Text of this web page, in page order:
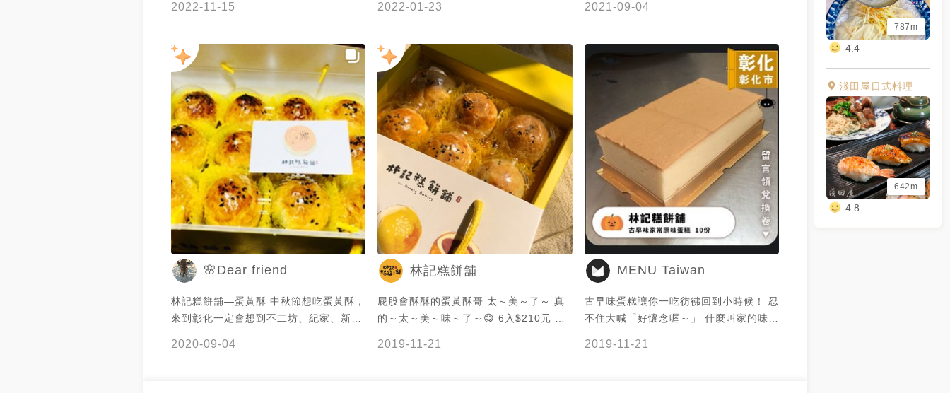
787m
4.4
淺田屋日式料理
642m
4.8
2022-11-15 2022-01-23
開始線上領取號碼牌✏️ 謝謝 @🌸Dear
friend 提供美照🧡
2021-09-04
🌸Dear friend
林記糕餅舖—蛋黃酥 中秋節想吃蛋黃酥，
來到彰化一定會想到不二坊、紀家、新口
一顆都難求，來到大埔市場林記糕餅舖，
2020-09-04
林記糕餅舖
屁股會酥酥的蛋黃酥哥 太～美～了～ 真
的～太～美～味～了～😋 6入$210元 物
2019-11-21
MENU Taiwan
古早味蛋糕讓你一吃彷彿回到小時候！ 忍
不住大喊「好懷念喔～」 什麼叫家的味
家常原味蛋糕（價值$100），10份！ 想
2019-11-21